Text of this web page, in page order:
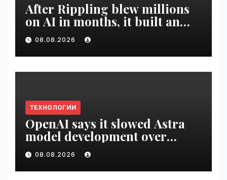
After Rippling blew millions
on AI in months, it built an
employee ROI tool |
VseTime.ru
08.08.2026
ТЕХНОЛОГИИ
OpenAI says it slowed Astra
model development over
security concerns | VseTime.ru
08.08.2026